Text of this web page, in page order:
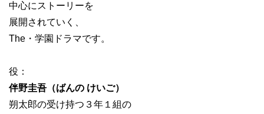
中心にストーリーを
展開されていく、
The・学園ドラマです。
役：
伴野圭吾（ばんの けいご）
朔太郎の受け持つ３年１組の